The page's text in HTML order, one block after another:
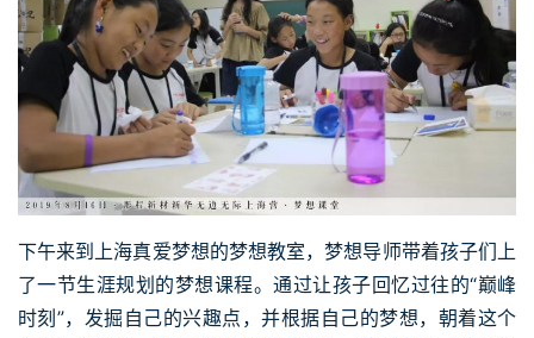
下午来到上海真爱梦想的梦想教室，梦想导师带着孩子们上
了一节生涯规划的梦想课程。通过让孩子回忆过往的“巅峰
时刻”，发掘自己的兴趣点，并根据自己的梦想，朝着这个